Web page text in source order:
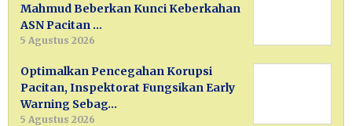
Mahmud Beberkan Kunci Keberkahan
ASN Pacitan …
5 Agustus 2026
Optimalkan Pencegahan Korupsi
Pacitan, Inspektorat Fungsikan Early
Warning Sebag…
5 Agustus 2026